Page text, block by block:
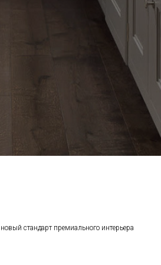
стандарт премиального интерьера